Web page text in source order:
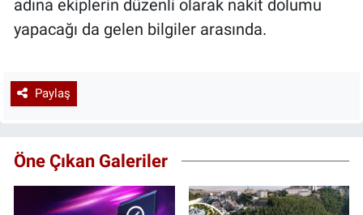
adına ekiplerin düzenli olarak nakit dolumu
yapacağı da gelen bilgiler arasında.
Paylaş
Öne Çıkan Galeriler